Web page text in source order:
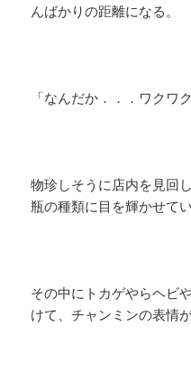
んばかりの距離になる。
「なんだか．．．ワクワ
物珍しそうに店内を見回
瓶の種類に目を輝かせてい
その中にトカゲやらヘビ
けて、チャンミンの表情が